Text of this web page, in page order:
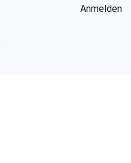
Anmelden